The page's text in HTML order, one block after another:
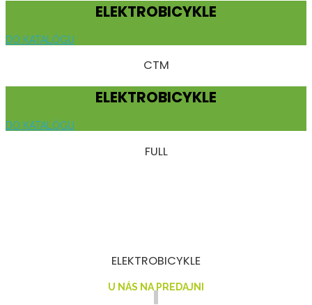
ELEKTROBICYKLE
DO KATALÓGU
CTM
ELEKTROBICYKLE
DO KATALÓGU
FULL
ELEKTROBICYKLE
U NÁS NA PREDAJNI